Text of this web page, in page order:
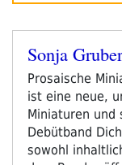
Veröffentlicht
Sonja
Prosaische
ist eine neue,
Miniaturen und
Debütband
sowohl